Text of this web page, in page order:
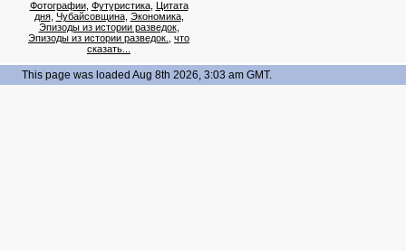
Фотографии, Футуристика, Цитата
дня, Чубайсовщина, Экономика,
Эпизоды из истории разведок,
Эпизоды из истории разведок.
что
сказать...
This page was loaded Aug 8th 2026, 3:03 am GMT.